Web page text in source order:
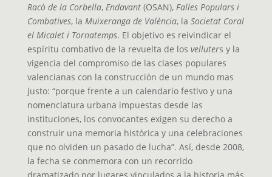
Racò de la Corbella, Endavant(OSAN), Falles Populars i
Combatives, la Muixeranga de València, la Societat Coral
el Micalet i Tornatemps. El objetivo es reivindicar el
espíritu combativo de la revuelta de los velluters y la
vigencia del compromiso de las clases populares
valencianas con la construcción de un mundo mas
justo: “porque frente a un calendario festivo y una
nomenclatura urbana impuestas desde las
instituciones, los convocantes exigen su derecho a
construir una memoria histórica y una celebraciones
que no olviden un pasado de lucha”. Así, desde 2008,
la fecha se conmemora con un recorrido